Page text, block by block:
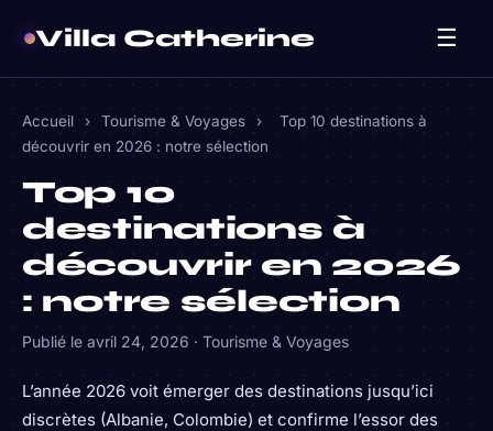
Villa Catherine ☰
Accueil › Tourisme & Voyages ›
Top 10 destinations à
découvrir en 2026 : notre sélection
Top 10
destinations à
découvrir en 2026
: notre sélection
Publié le avril 24, 2026 · Tourisme & Voyages
L’année 2026 voit émerger des destinations jusqu’ici
discrètes (Albanie, Colombie) et confirme l’essor des